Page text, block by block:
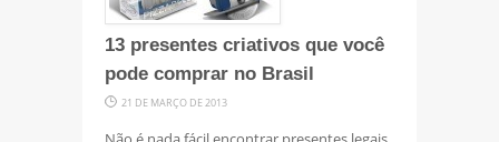
13 presentes criativos que você
pode comprar no Brasil
21 DE MARÇO DE 2013